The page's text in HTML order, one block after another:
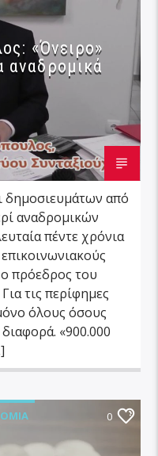
«Όνειρο»
αναδρομικά
δημοσιευμάτων από
αναδρομικών
πέντε χρόνια
ο πρόεδρος του
τις περίφημες
όλους όσους
«900.000
0